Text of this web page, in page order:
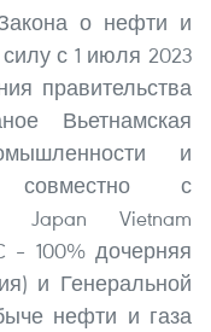
о нефти и
с 1 июля 2023
правительства
Вьетнамская
и
совместно с
Japan Vietnam
– 100% дочерняя
и Генеральной
нефти и газа